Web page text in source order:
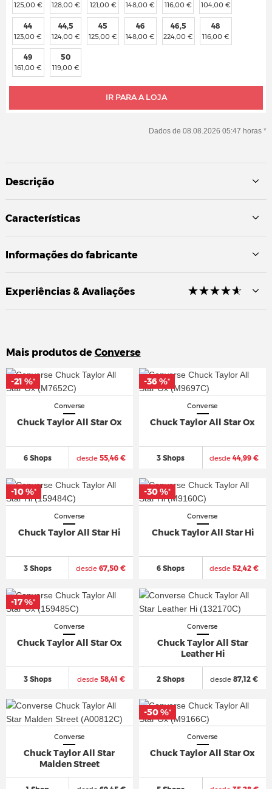
IR PARA A LOJA
125,00 € 128,00 € 121,00 € 148,00 € 116,00 € 104,00 €
44
123,00 €
44,5
124,00 €
45
125,00 €
46
148,00 €
46,5
224,00 €
48
116,00 €
49
161,00 €
50
119,00 €
Dados de 08.08.2026 05:47 horas *
Descrição
Características
Informações do fabricante
Experiências & Avaliações ☆☆☆☆☆
★★★★★
Mais produtos de Converse
Converse
Chuck Taylor All Star Ox
6 Shops desde55,46 €
-21 %*
-21 %*
Converse
Chuck Taylor All Star Ox
3 Shops desde 44,99 €
-36 %*
-36 %*
Converse
Chuck Taylor All Star Hi
3 Shops desde 67,50 €
-10 %*
-10 %*
Converse
Chuck Taylor All Star Hi
6 Shops desde 52,42 €
-30 %*
-30 %*
Converse
Chuck Taylor All Star Ox
3 Shops desde58,41 €
-17 %*
-17 %*
Converse
Chuck Taylor All Star
Leather Hi
2 Shops desde 87,12 €
Converse
Chuck Taylor All Star
Malden Street
Converse
Chuck Taylor All Star Ox
-50 %*
-50 %*